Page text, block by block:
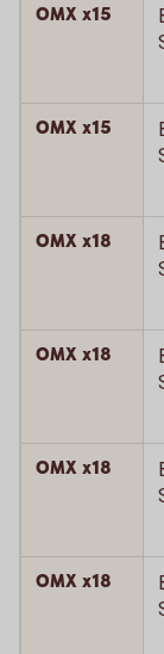
OMX x15
OMX x15
OMX x18
OMX x18
OMX x18
OMX x18